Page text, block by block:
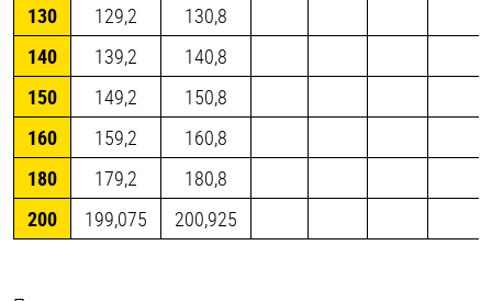
130
129,2
130,8
140
139,2
140,8
150
149,2
150,8
160
159,2
160,8
180
179,2
180,8
200
199,075 200,925